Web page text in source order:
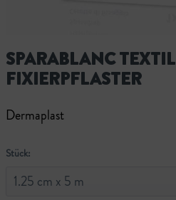
SPARABLANC TEXTIL
FIXIERPFLASTER
Dermaplast
Stück: